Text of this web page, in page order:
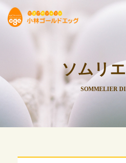
ソムリ
SOMMELIER